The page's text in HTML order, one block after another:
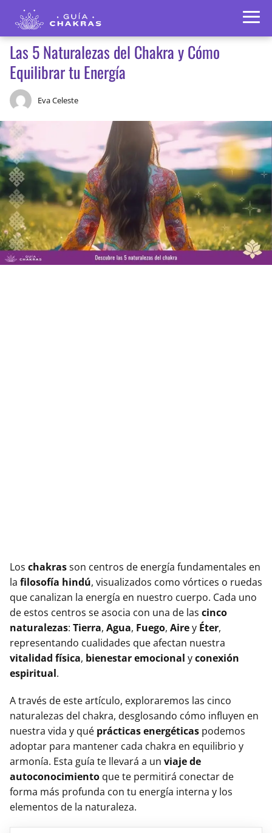
Las 5 Naturalezas del Chakra y Cómo
Equilibrar tu Energía
Eva Celeste
Los chakrasson centros de energía fundamentales en
la filosofía hindú, visualizados como vórtices o ruedas
que canalizan la energía en nuestro cuerpo. Cada uno
de estos centros se asocia con una de las cinco
naturalezas: Tierra, Agua, Fuego, Airey Éter,
representando cualidades que afectan nuestra
vitalidad física, bienestar emocional yconexión
espiritual.
A través de este artículo, exploraremos las cinco
naturalezas del chakra, desglosando cómo influyen en
nuestra vida y qué prácticas energéticas podemos
adoptar para mantener cada chakra en equilibrio y
armonía. Esta guía te llevará a un viaje de
autoconocimiento que te permitirá conectar de
forma más profunda con tu energía interna y los
elementos de la naturaleza.